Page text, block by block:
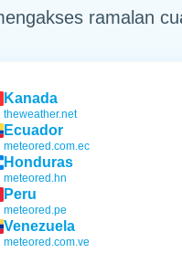
ramalan
Kanada
theweather.net
Ecuador
meteored.com.ec
Honduras
meteored.hn
Peru
meteored.pe
Venezuela
meteored.com.ve